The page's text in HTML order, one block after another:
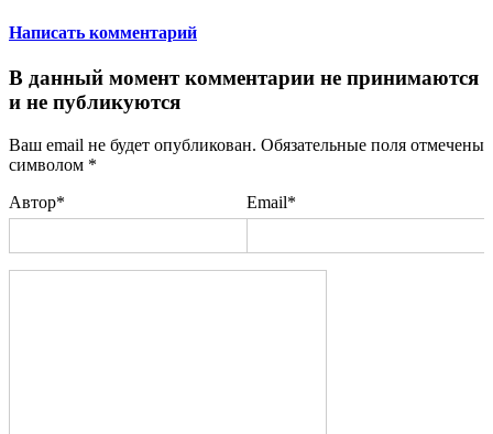
Написать комментарий
В данный момент комментарии не принимаются
и не публикуются
Ваш email не будет опубликован. Обязательные поля отмечены
символом *
Автор*
Email*